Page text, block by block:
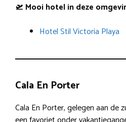
🛫 Mooi hotel in deze
Hotel Stil Victoria Playa
Cala En Porter
Cala En Porter, gelegen aan de